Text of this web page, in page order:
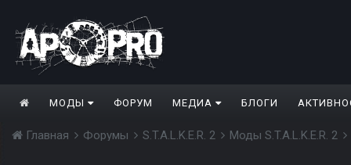
МОДЫ ФОРУМ МЕДИА БЛОГИ
Главная Форумы S.T.A.L.K.E.R. 2 Моды S.T.A.L.K.E.R. 2